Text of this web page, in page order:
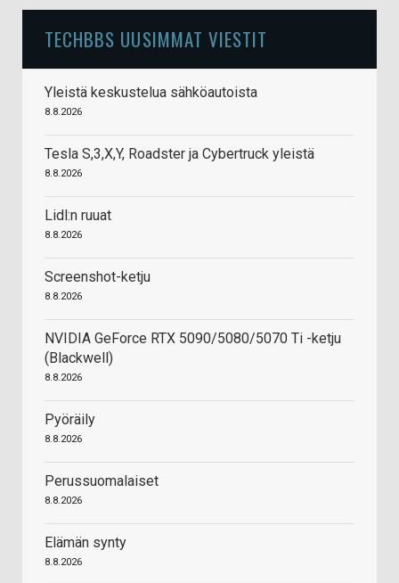
TECHBBS UUSIMMAT VIESTIT
Yleistä keskustelua sähköautoista
8.8.2026
Tesla S,3,X,Y, Roadster ja Cybertruck yleistä
8.8.2026
Lidl:n ruuat
8.8.2026
Screenshot-ketju
8.8.2026
NVIDIA GeForce RTX 5090/5080/5070 Ti -ketju
(Blackwell)
8.8.2026
Pyöräily
8.8.2026
Perussuomalaiset
8.8.2026
Elämän synty
8.8.2026